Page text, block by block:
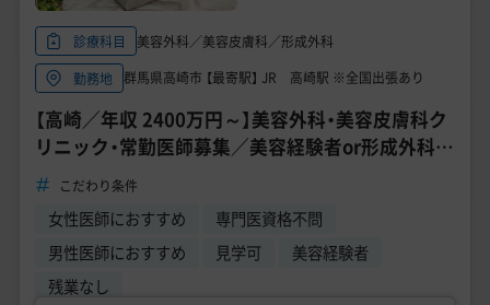
美容クリニック見学・研修情報
美容外科・美容皮膚科の医師転職体験談
美容クリニックインタビュー
美容医療辞典
よくあるご質問
診療科目
美容外科／美容皮膚科／形成外科
勤務地
群馬県高崎市 【最寄駅】 JR 高崎駅 ※全国出張あり
【高崎／年収 2400万円～】美容外科・美容皮膚科ク
リニック・常勤医師募集／美容経験者or形成外科専
門医募集／スキルアップできる環境《高崎TAクリ
ニック》
こだわり条件
女性医師におすすめ
専門医資格不問
男性医師におすすめ
見学可
美容経験者
残業なし